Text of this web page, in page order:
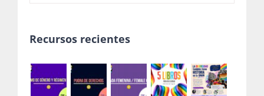
Recursos recientes